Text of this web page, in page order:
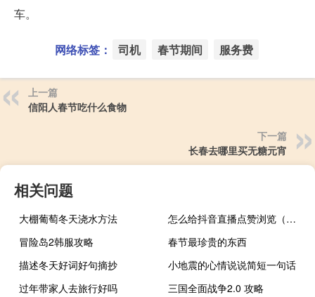
车。
网络标签： 司机 春节期间 服务费
上一篇
信阳人春节吃什么食物
下一篇
长春去哪里买无糖元宵
相关问题
大棚葡萄冬天浇水方法
怎么给抖音直播点赞浏览（怎么给抖音直播点赞）
冒险岛2韩服攻略
春节最珍贵的东西
描述冬天好词好句摘抄
小地震的心情说说简短一句话
过年带家人去旅行好吗
三国全面战争2.0 攻略